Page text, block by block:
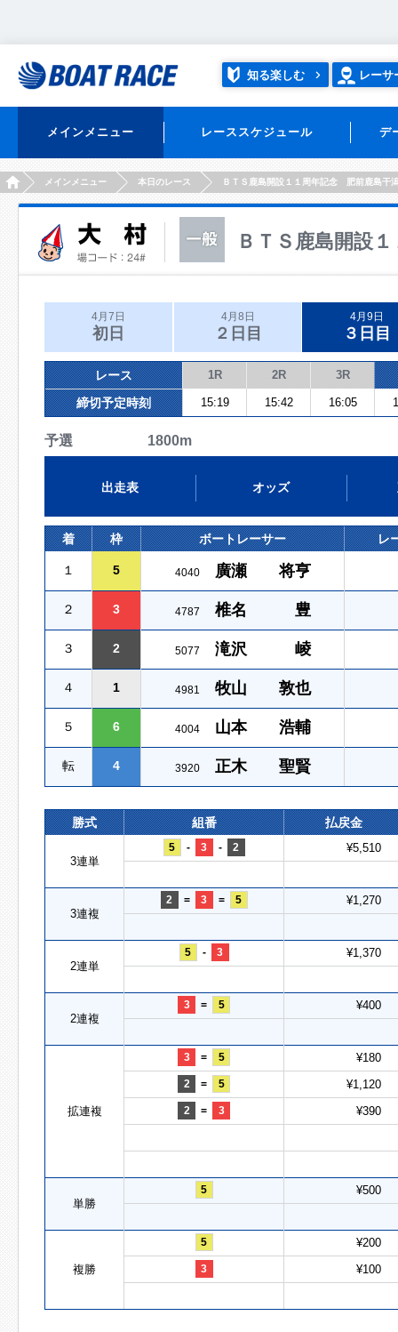
知る楽しむ レーサ
メインメニュー レーススケジュール デ
HOMEメインメニュー 本日のレース ＢＴＳ鹿島開設１１周年記念 肥前鹿島干
ＢＴＳ鹿島開設
4月7日
初日
4月8日
２日目
4月9日
３日目
レース 1R 2R 3R
締切予定時刻 15:19 15:42 16:05
予選 1800m
出走表 オッズ
着 枠 ボートレーサー レ
１ 5 4040 廣瀬 将亨
２ 3 4787 椎名 豊
３ 2 5077 滝沢 崚
４ 1 4981 牧山 敦也
５ 6 4004 山本 浩輔
転 4 3920 正木 聖賢
勝式 組番 払戻金
3連単
5 - 3 - 2 ¥5,510
3連複
2 = 3 = 5 ¥1,270
2連単
5 - 3 ¥1,370
2連複
3 = 5 ¥400
拡連複
3 = 5 ¥180
2 = 5 ¥1,120
2 = 3 ¥390
単勝
5 ¥500
複勝
5 ¥200
3 ¥100